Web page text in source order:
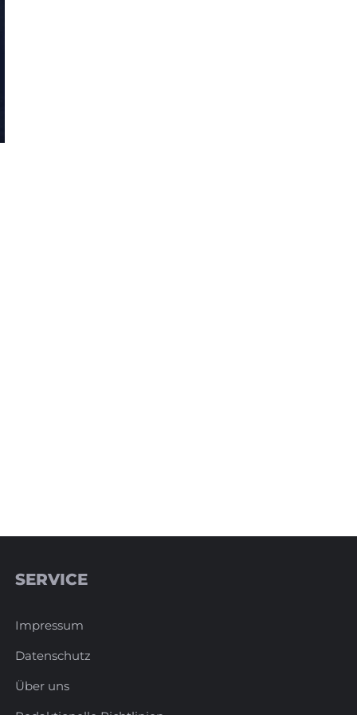
SERVICE
Impressum
Datenschutz
Über uns